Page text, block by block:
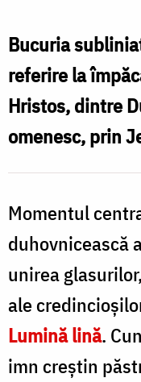
„lumină
veselă”?
/
Bucuria
referire la
Hristos, dintre
omenesc, prin
Momentul
duhovnicească
unirea
ale
Lumină lină.
imn creștin